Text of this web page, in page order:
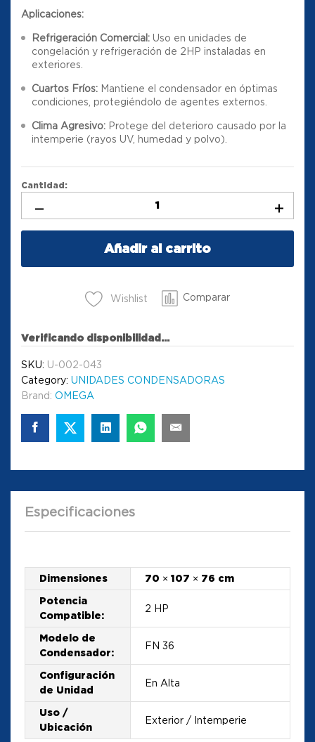
Aplicaciones:
Refrigeración Comercial: Uso en unidades de
congelación y refrigeración de 2HP instaladas en
exteriores.
Cuartos Fríos: Mantiene el condensador en óptimas
condiciones, protegiéndolo de agentes externos.
Clima Agresivo: Protege del deterioro causado por la
intemperie (rayos UV, humedad y polvo).
Cantidad:
Añadir al carrito
Wishlist Comparar
Verificando disponibilidad...
SKU: U-002-043
Category: UNIDADES CONDENSADORAS
Brand: OMEGA
Especificaciones
Dimensiones
70 × 107 × 76 cm
Potencia
Compatible:
2 HP
Modelo de
Condensador:
FN 36
Configuración
de Unidad
En Alta
Uso /
Ubicación
Exterior / Intemperie